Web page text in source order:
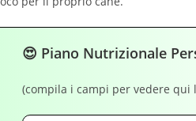
😍 Piano Nutrizionale
(compila i campi per vedere qui